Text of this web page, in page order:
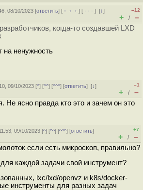
08/10/2023 [ответить] [ ﹢﹢﹢] [ · · ·][↓]
–12
+ / –
когда-то создавшей LXD
на ненужность
09/10/2023 [^] [^^] [^^^] [ответить][↓]
–1
+ / –
Не ясно правда кто это и зачем он это
09/10/2023 [^] [^^] [^^^] [ответить]
+7
+ / –
если есть микроскоп, правильно?
каждой задачи свой инструмент?
lxc/lxd/openvz и k8s/docker-
инструменты для разных задач